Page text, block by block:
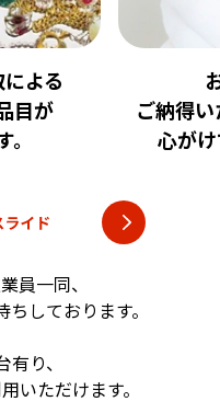
査定を
す。
安
いただ
目指
員一同、
しております。
り、
いただけます。